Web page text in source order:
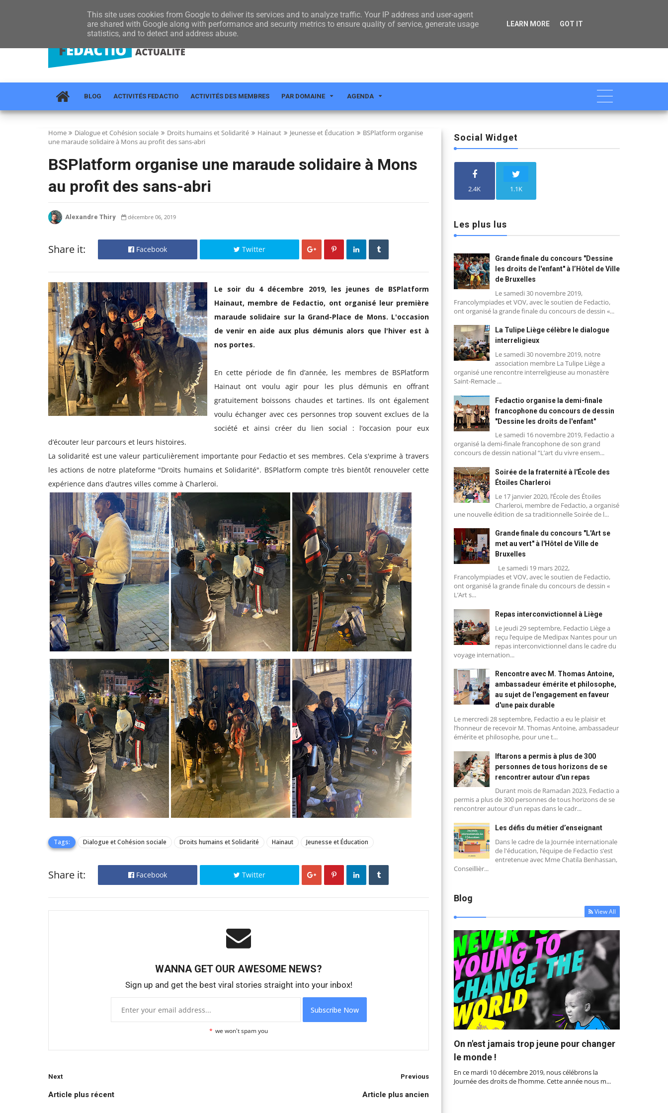
BLOG ACTIVITÉS FEDACTIO ACTIVITÉS DES MEMBRES PAR DOMAINE AGENDA
Home Dialogue et Cohésion sociale Droits humains et Solidarité Hainaut Jeunesse et Éducation
BSPlatform organise
une maraude solidaire à Mons au profit des sans-abri
BSPlatform organise une maraude solidaire à Mons
au profit des sans-abri
Alexandre Thiry décembre 06, 2019
Share it: Facebook Twitter
Le soir du 4 décembre 2019, les jeunes de BSPlatform
Hainaut, membre de Fedactio, ont organisé leur première
maraude solidaire sur la Grand-Place de Mons. L'occasion
de venir en aide aux plus démunis alors que l'hiver est à
nos portes.
En cette période de fin d’année, les membres de BSPlatform
Hainaut ont voulu agir pour les plus démunis en offrant
gratuitement boissons chaudes et tartines. Ils ont également
voulu échanger avec ces personnes trop souvent exclues de la
société et ainsi créer du lien social : l’occasion pour eux
d’écouter leur parcours et leurs histoires.
La solidarité est une valeur particulièrement importante pour Fedactio et ses membres. Cela s'exprime à travers
les actions de notre plateforme "Droits humains et Solidarité". BSPlatform compte très bientôt renouveler cette
expérience dans d’autres villes comme à Charleroi.
Tags: Dialogue et Cohésion sociale Droits humains et Solidarité Hainaut Jeunesse et Éducation
Share it: Facebook Twitter
WANNA GET OUR AWESOME NEWS?
Sign up and get the best viral stories straight into your inbox!
* we won't spam you
Next
Article plus récent
Previous
Article plus ancien
Social Widget
2.4K 1.1K
Les plus lus
Grande finale du concours "Dessine
les droits de l'enfant" à l’Hôtel de Ville
de Bruxelles
Le samedi 30 novembre 2019,
Francolympiades et VOV, avec le soutien de Fedactio,
ont organisé la grande finale du concours de dessin «...
La Tulipe Liège célèbre le dialogue
interreligieux
Le samedi 30 novembre 2019, notre
association membre La Tulipe Liège a
organisé une rencontre interreligieuse au monastère
Saint-Remacle ...
Fedactio organise la demi-finale
francophone du concours de dessin
"Dessine les droits de l'enfant"
Le samedi 16 novembre 2019, Fedactio a
organisé la demi-finale francophone de son grand
concours de dessin national “L’art du vivre ensem...
Soirée de la fraternité à l'École des
Étoiles Charleroi
Le 17 janvier 2020, l’École des Étoiles
Charleroi, membre de Fedactio, a organisé
une nouvelle édition de sa traditionnelle Soirée de l...
Grande finale du concours "L'Art se
met au vert" à l'Hôtel de Ville de
Bruxelles
Le samedi 19 mars 2022,
Francolympiades et VOV, avec le soutien de Fedactio,
ont organisé la grande finale du concours de dessin «
L’Art s...
Repas interconvictionnel à Liège
Le jeudi 29 septembre, Fedactio Liège a
reçu l’equipe de Medipax Nantes pour un
repas interconvictionnel dans le cadre du
voyage internation...
Rencontre avec M. Thomas Antoine,
ambassadeur émérite et philosophe,
au sujet de l'engagement en faveur
d'une paix durable
Le mercredi 28 septembre, Fedactio a eu le plaisir et
l’honneur de recevoir M. Thomas Antoine, ambassadeur
émérite et philosophe, pour une t...
Iftarons a permis à plus de 300
personnes de tous horizons de se
rencontrer autour d'un repas
Durant mois de Ramadan 2023, Fedactio a
permis a plus de 300 personnes de tous horizons de se
rencontrer autour d'un repas dans le cadr...
Les défis du métier d’enseignant
Dans le cadre de la Journée internationale
de l'éducation, l’équipe de Fedactio s’est
entretenue avec Mme Chatila Benhassan,
Conseillièr...
Blog
View All
Blog
On n'est jamais trop jeune pour changer
le monde !
En ce mardi 10 décembre 2019, nous célébrons la
Journée des droits de l’homme. Cette année nous m...
This site uses cookies from Google to deliver its services and to analyze traffic. Your IP address and user-agent
are shared with Google along with performance and security metrics to ensure quality of service, generate usage
statistics, and to detect and address abuse.
LEARN MORE GOT IT